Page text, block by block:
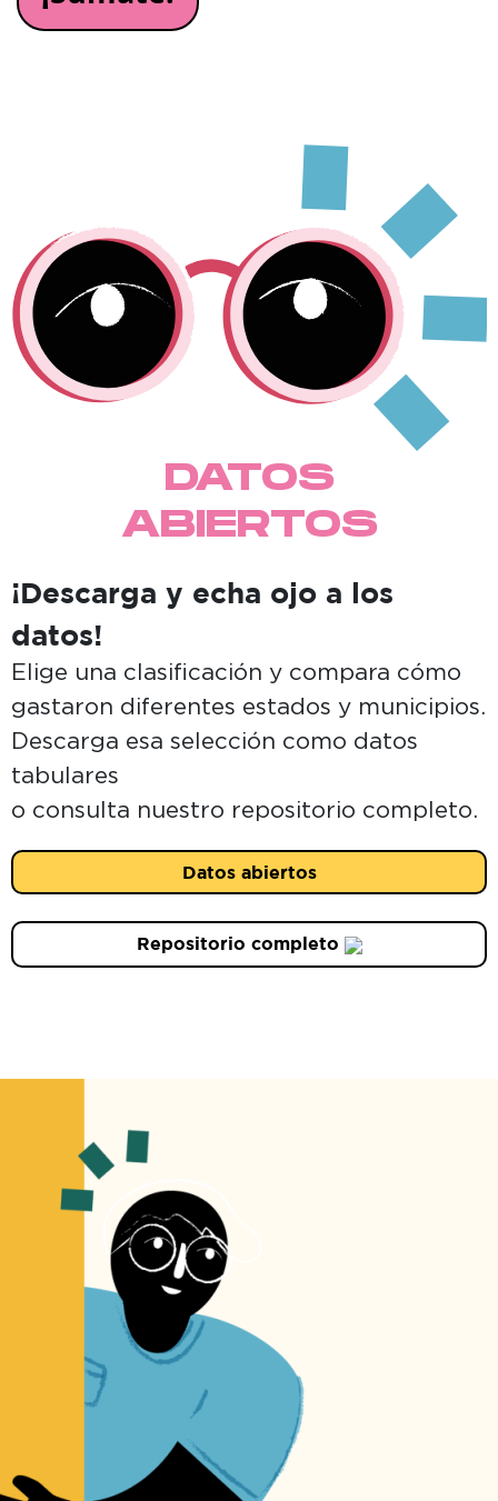
DATOS
ABIERTOS
¡Descarga y echa ojo a los
datos!
Elige una clasificación y compara cómo
gastaron diferentes estados y municipios.
Descarga esa selección como datos
tabulares
o consulta nuestro repositorio completo.
Datos abiertos
Repositorio completo